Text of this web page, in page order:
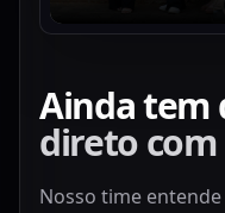
Ainda tem
direto
Nosso time